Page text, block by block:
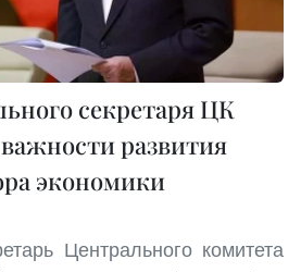
секретаря ЦК
развития
экономики
Центрального комитета